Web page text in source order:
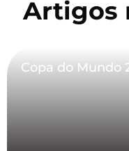
Artigos
Copa do Mundo